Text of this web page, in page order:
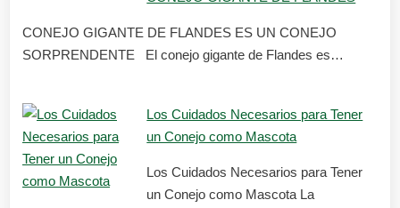
CONEJO GIGANTE DE FLANDES ES UN CONEJO
SORPRENDENTE El conejo gigante de Flandes es…
Los Cuidados Necesarios para Tener
un Conejo como Mascota
Los Cuidados Necesarios para Tener
un Conejo como Mascota La